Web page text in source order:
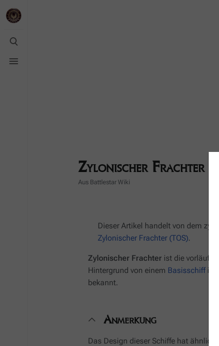
Suche
umschalten
umschalten
Zylonischer Frachter
Aus Battlestar Wiki
Dieser Artikel handelt von dem
Zylonischer Frachter (TOS).
Zylonischer Frachter ist die
Hintergrund von einem Basisschiffin
bekannt.
Anmerkung
Das Design dieser Schiffe hat